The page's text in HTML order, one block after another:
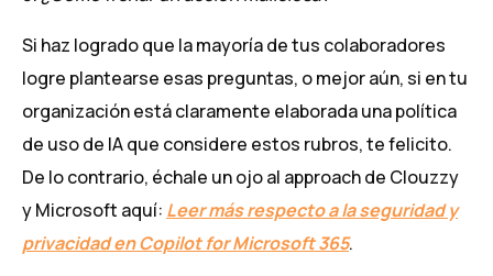
Si haz logrado que la mayoría de tus colaboradores
logre plantearse esas preguntas, o mejor aún, si en tu
organización está claramente elaborada una política
de uso de IA que considere estos rubros, te felicito.
De lo contrario, échale un ojo al approach de Clouzzy
y Microsoft aquí: Leer más respecto a la seguridad y
privacidad en Copilot for Microsoft 365.